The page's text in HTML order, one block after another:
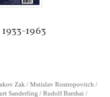
1963
Zak / Mstislav Rostropovitch /
Sanderling / Rudolf Barshai /